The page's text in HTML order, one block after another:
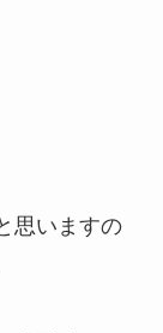
思いますの